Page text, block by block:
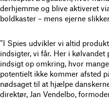
derhjemme og blive aktiveret
boldkaster – mens ejerne
”I Spies udvikler vi altid
indsigter, vi får. Her i kølvandet
indsigt op omkring, hvor
potentielt ikke kommer afsted
nødsaget til at hjælpe
direktør, Jan Vendelbo,